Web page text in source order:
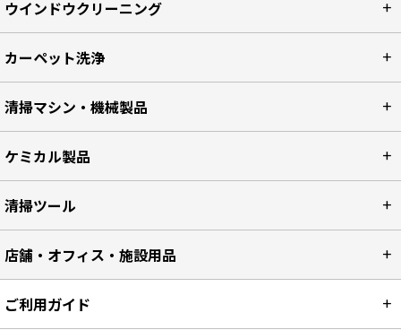
ウインドウクリーニング
カーペット洗浄
清掃マシン・機械製品
ケミカル製品
清掃ツール
店舗・オフィス・施設用品
ご利用ガイド